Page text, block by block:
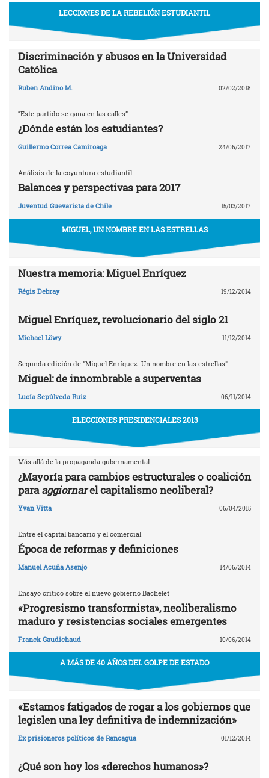
LECCIONES DE LA REBELIÓN ESTUDIANTIL
Discriminación y abusos en la Universidad
Católica
Ruben Andino M. 02/02/2018
“Este partido se gana en las calles”
¿Dónde están los estudiantes?
Guillermo Correa Camiroaga 24/06/2017
Análisis de la coyuntura estudiantil
Balances y perspectivas para 2017
Juventud Guevarista de Chile 15/03/2017
MIGUEL, UN NOMBRE EN LAS ESTRELLAS
Nuestra memoria: Miguel Enríquez
Régis Debray 19/12/2014
Miguel Enríquez, revolucionario del siglo 21
Michael Löwy 11/12/2014
Segunda edición de "Miguel Enríquez. Un nombre en las estrellas"
Miguel: de innombrable a superventas
Lucía Sepúlveda Ruiz 06/11/2014
ELECCIONES PRESIDENCIALES 2013
Más allá de la propaganda gubernamental
¿Mayoría para cambios estructurales o coalición
paraaggiornarel capitalismo neoliberal?
Yvan Vitta 06/04/2015
Entre el capital bancario y el comercial
Época de reformas y definiciones
Manuel Acuña Asenjo 14/06/2014
Ensayo crítico sobre el nuevo gobierno Bachelet
«Progresismo transformista», neoliberalismo
maduro y resistencias sociales emergentes
Franck Gaudichaud 10/06/2014
A MÁS DE 40 AÑOS DEL GOLPE DE ESTADO
«Estamos fatigados de rogar a los gobiernos que
legislen una ley definitiva de indemnización»
Ex prisioneros políticos de Rancagua 01/12/2014
¿Qué son hoy los «derechos humanos»?